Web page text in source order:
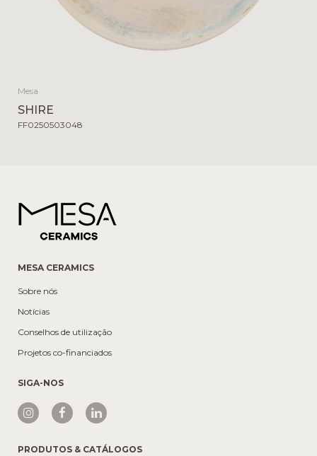
Mesa
SHIRE
FF0250503048
MESA CERAMICS
Sobre nós
Notícias
Conselhos de utilização
Projetos co-financiados
SIGA-NOS
PRODUTOS & CATÁLOGOS